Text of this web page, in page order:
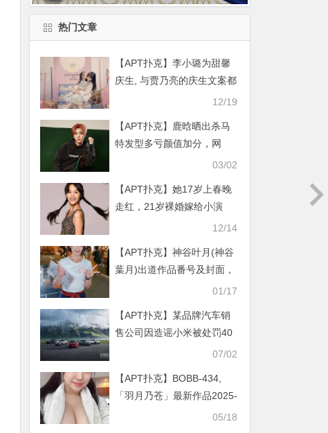
热门文章
【APT扑克】李小璐为甜馨
庆生, 与贾乃亮的庆生文案都
很走心两人真的不爱了吗12/19
【APT扑克】鹿晗晒出杀马
特发型多亏颜值加分，网
03/02
【APT扑克】她17岁上春晚
走红，21岁裸婚嫁给小演
员，现影帝丈夫已成前夫12/14
【APT扑克】神谷叶月(神谷
葉月)出道作品番号及封面，
01/17
【APT扑克】某品牌汽车销
售公司因造谣小米被处罚40
07/02
【APT扑克】BOBB-434,
「羽月乃苍」最新作品2025-
05/18